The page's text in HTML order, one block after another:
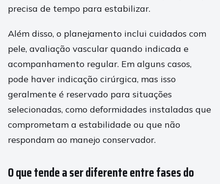
precisa de tempo para estabilizar.
Além disso, o planejamento inclui cuidados com
pele, avaliação vascular quando indicada e
acompanhamento regular. Em alguns casos,
pode haver indicação cirúrgica, mas isso
geralmente é reservado para situações
selecionadas, como deformidades instaladas que
comprometam a estabilidade ou que não
respondam ao manejo conservador.
O que tende a ser diferente entre fases do